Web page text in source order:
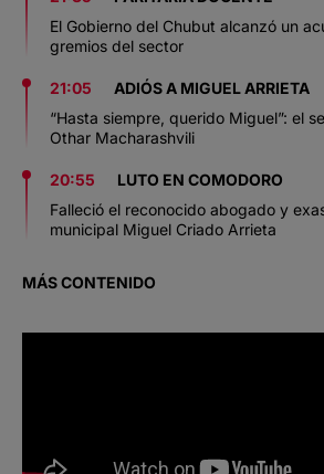
El Gobierno del Chubut alcanzó un
gremios del sector
21:05
ADIÓS A MIGUEL ARRIETA
“Hasta siempre, querido Miguel”: el
Othar Macharashvili
20:55
LUTO EN COMODORO
Falleció el reconocido abogado y
municipal Miguel Criado Arrieta
MÁS CONTENIDO